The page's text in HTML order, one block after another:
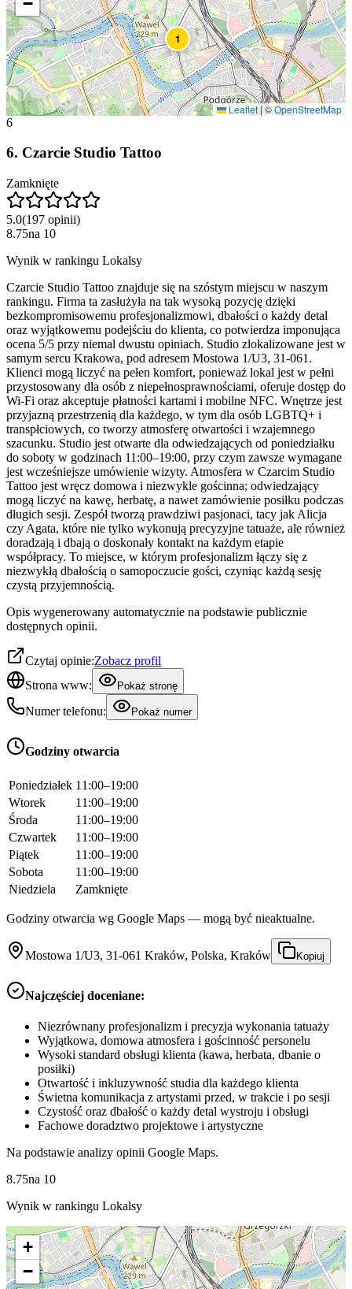
1
Leaflet|©OpenStreetMap
6
6. Czarcie Studio Tattoo
Zamknięte
5.0(197 opinii)
8.75na 10
Wynik w rankingu Lokalsy
Czarcie Studio Tattoo znajduje się na szóstym miejscu w naszym
rankingu. Firma ta zasłużyła na tak wysoką pozycję dzięki
bezkompromisowemu profesjonalizmowi, dbałości o każdy detal
oraz wyjątkowemu podejściu do klienta, co potwierdza imponująca
ocena 5/5 przy niemal dwustu opiniach. Studio zlokalizowane jest w
samym sercu Krakowa, pod adresem Mostowa 1/U3, 31-061.
Klienci mogą liczyć na pełen komfort, ponieważ lokal jest w pełni
przystosowany dla osób z niepełnosprawnościami, oferuje dostęp do
Wi-Fi oraz akceptuje płatności kartami i mobilne NFC. Wnętrze jest
przyjazną przestrzenią dla każdego, w tym dla osób LGBTQ+ i
transpłciowych, co tworzy atmosferę otwartości i wzajemnego
szacunku. Studio jest otwarte dla odwiedzających od poniedziałku
do soboty w godzinach 11:00–19:00, przy czym zawsze wymagane
jest wcześniejsze umówienie wizyty. Atmosfera w Czarcim Studio
Tattoo jest wręcz domowa i niezwykle gościnna; odwiedzający
mogą liczyć na kawę, herbatę, a nawet zamówienie posiłku podczas
długich sesji. Zespół tworzą prawdziwi pasjonaci, tacy jak Alicja
czy Agata, które nie tylko wykonują precyzyjne tatuaże, ale również
doradzają i dbają o doskonały kontakt na każdym etapie
współpracy. To miejsce, w którym profesjonalizm łączy się z
niezwykłą dbałością o samopoczucie gości, czyniąc każdą sesję
czystą przyjemnością.
Opis wygenerowany automatycznie na podstawie publicznie
dostępnych opinii.
Czytaj opinie:Zobacz profil
Strona www:
Pokaż stronę
Numer telefonu: Pokaż numer
Godziny otwarcia
Poniedziałek 11:00–19:00
Wtorek
11:00–19:00
Środa
11:00–19:00
Czwartek
11:00–19:00
Piątek
11:00–19:00
Sobota
11:00–19:00
Niedziela
Zamknięte
Godziny otwarcia wg Google Maps — mogą być nieaktualne.
Mostowa 1/U3, 31-061 Kraków, Polska, Kraków Kopiuj
Najczęściej doceniane:
Niezrównany profesjonalizm i precyzja wykonania tatuaży
Wyjątkowa, domowa atmosfera i gościnność personelu
Wysoki standard obsługi klienta (kawa, herbata, dbanie o
posiłki)
Otwartość i inkluzywność studia dla każdego klienta
Świetna komunikacja z artystami przed, w trakcie i po sesji
Czystość oraz dbałość o każdy detal wystroju i obsługi
Fachowe doradztwo projektowe i artystyczne
Na podstawie analizy opinii Google Maps.
8.75na 10
Wynik w rankingu Lokalsy
+
−